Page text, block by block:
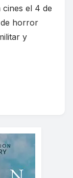
cines el 4 de
horror
y